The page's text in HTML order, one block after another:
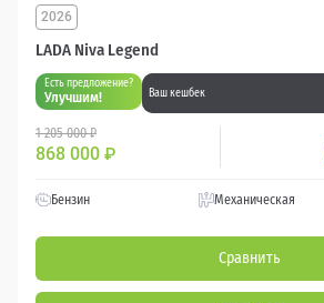
LADA Niva Legend
2026
Есть предложение?
Улучшим! Ваш кешбек
1 205 000 ₽
868 000 ₽
Бензин Механическая
Сравнить